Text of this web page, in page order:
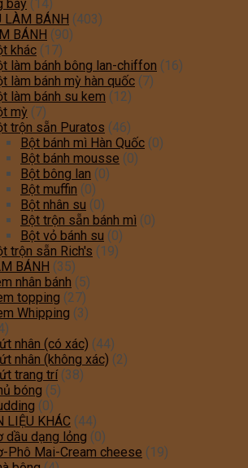
bày (14)
LÀM BÁNH (403)
BÁNH (90)
khác (17)
làm bánh bông lan-chiffon (16)
làm bánh mỳ hàn quốc (7)
làm bánh su kem (12)
mỳ (7)
trộn sẵn Puratos (46)
Bột bánh mì Hàn Quốc (0)
Bột bánh mousse (0)
Bột bông lan (0)
Bột muffin (0)
Bột nhân su (0)
Bột trộn sẵn bánh mì (0)
Bột vỏ bánh su (0)
trộn sẵn Rich's (19)
BÁNH (35)
nhân bánh (5)
topping (27)
Whipping (3)
nhân (có xác) (44)
nhân (không xác) (2)
trang trí (38)
bóng (5)
(0)
LIỆU KHÁC (44)
dầu dạng lỏng (0)
Phô Mai-Cream cheese (19)